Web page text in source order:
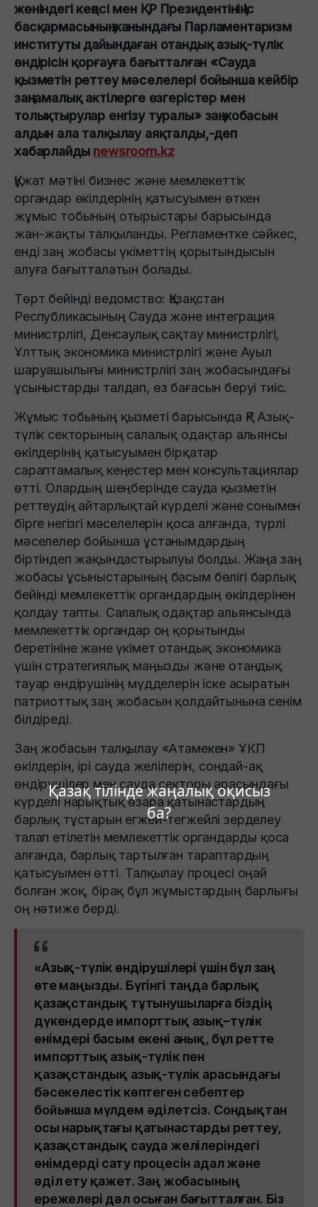
Қазақ тілінде жаңалық оқисыз
ба?
жөніндегі кеңесі мен ҚР Президентінің Іс
басқармасының жанындағы Парламентаризм
институты дайындаған отандық азық-түлік
өндірісін қорғауға бағытталған «Сауда
қызметін реттеу мәселелері бойынша кейбір
заңнамалық актілерге өзгерістер мен
толықтырулар енгізу туралы» заң жобасын
алдын ала талқылау аяқталды,-деп
хабарлайды newsroom.kz
Құжат мәтіні бизнес және мемлекеттік
органдар өкілдерінің қатысуымен өткен
жұмыс тобының отырыстары барысында
жан-жақты талқыланды. Регламентке сәйкес,
енді заң жобасы үкіметтің қорытындысын
алуға бағытталатын болады.
Төрт бейінді ведомство: Қазақстан
Республикасының Сауда және интеграция
министрлігі, Денсаулық сақтау министрлігі,
Ұлттық экономика министрлігі және Ауыл
шаруашылығы министрлігі заң жобасындағы
ұсыныстарды талдап, өз бағасын беруі тиіс.
Жұмыс тобының қызметі барысында ҚР Азық-
түлік секторының салалық одақтар альянсы
өкілдерінің қатысуымен бірқатар
сараптамалық кеңестер мен консультациялар
өтті. Олардың шеңберінде сауда қызметін
реттеудің айтарлықтай күрделі және сонымен
бірге негізгі мәселелерін қоса алғанда, түрлі
мәселелер бойынша ұстанымдардың
біртіндеп жақындастырылуы болды. Жаңа заң
жобасы ұсыныстарының басым бөлігі барлық
бейінді мемлекеттік органдардың өкілдерінен
қолдау тапты. Салалық одақтар альянсында
мемлекеттік органдар оң қорытынды
беретініне және үкімет отандық экономика
үшін стратегиялық маңызды және отандық
тауар өндірушінің мүдделерін іске асыратын
патриоттық заң жобасын қолдайтынына сенім
білдіреді.
Заң жобасын талқылау «Атамекен» ҰКП
өкілдерін, ірі сауда желілерін, сондай-ақ
өндірушілер мен сауда секторы арасындағы
күрделі нарықтық өзара қатынастардың
барлық тұстарын егжей-тегжейлі зерделеу
талап етілетін мемлекеттік органдарды қоса
алғанда, барлық тартылған тараптардың
қатысуымен өтті. Талқылау процесі оңай
болған жоқ, бірақ бұл жұмыстардың барлығы
оң нәтиже берді.
«Азық-түлік өндірушілері үшін бұл заң
өте маңызды. Бүгінгі таңда барлық
қазақстандық тұтынушыларға біздің
дүкендерде импорттық азық–түлік
өнімдері басым екені анық, бұл ретте
импорттық азық-түлік пен
қазақстандық азық-түлік арасындағы
бәсекелестік көптеген себептер
бойынша мүлдем әділетсіз. Сондықтан
осы нарықтағы қатынастарды реттеу,
қазақстандық сауда желілеріндегі
өнімдерді сату процесін адал және
әділ ету қажет. Заң жобасының
ережелері дәл осыған бағытталған. Біз